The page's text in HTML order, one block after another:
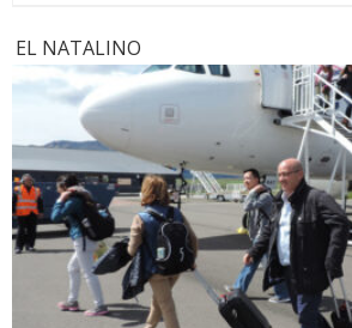
EL NATALINO